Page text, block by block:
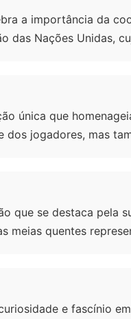
a importância da
das Nações Unidas,
única que
jogadores, mas
que se destaca
quentes
e fascínio